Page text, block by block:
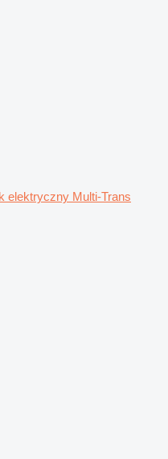
elektryczny Multi-Trans